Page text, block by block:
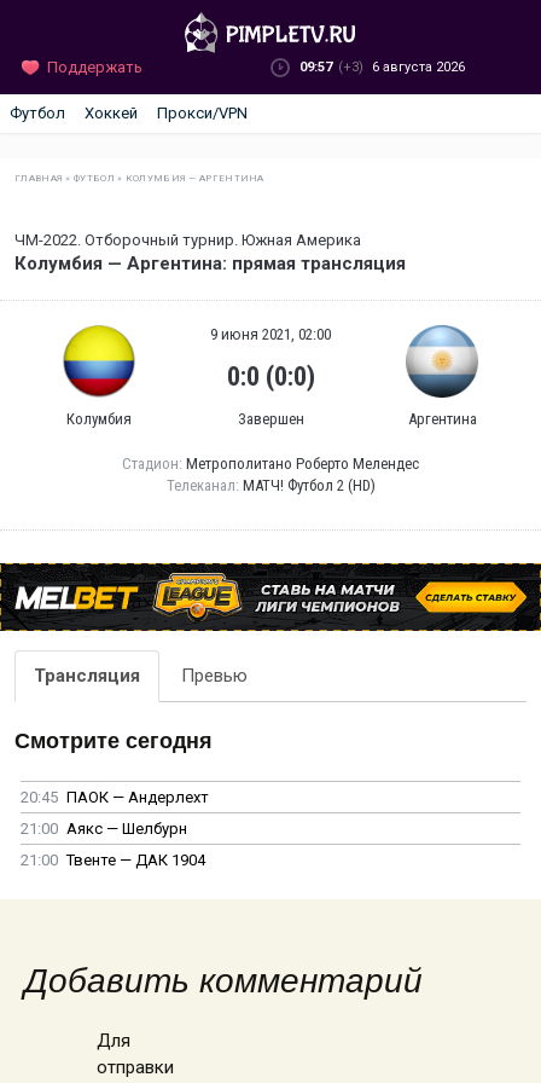
Поддержать 09:57 (+3) 6 августа 2026
Футбол Хоккей Прокси/VPN
ГЛАВНАЯ »ФУТБОЛ » КОЛУМБИЯ — АРГЕНТИНА
ЧМ-2022. Отборочный турнир. Южная Америка
Колумбия — Аргентина: прямая трансляция
Колумбия
9 июня 2021, 02:00
0:0 (0:0)
Завершен Аргентина
Стадион: Метрополитано Роберто Мелендес
Телеканал: МАТЧ! Футбол 2 (HD)
Трансляция Превью
Смотрите сегодня
20:45 ПАОК — Андерлехт
21:00 Аякс — Шелбурн
21:00 Твенте — ДАК 1904
Добавить комментарий
Для
отправки